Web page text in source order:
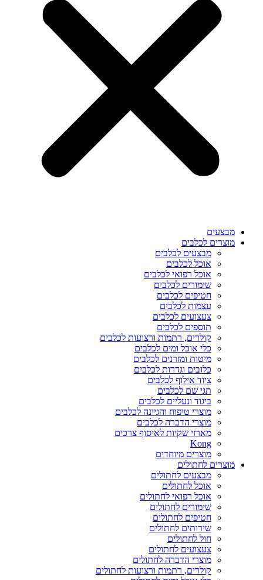
מבצעים
מוצרים לכלבים
מבצעים לכלבים
אוכל לכלבים
אוכל רפואי לכלבים
שימורים לכלבים
חטיפים לכלבים
עצמות לכלבים
צעצועים לכלבים
תוספים לכלבים
קולרים, רתמות ורצועות לכלבים
כלי אוכל ומים לכלבים
מיטות ומזרנים לכלבים
כלובים וגדרות לכלבים
ציוד אילוף לכלבים
תגי שם לכלבים
ביגוד ונעליים לכלבים
מוצרי טיפוח והגיינה לכלבים
מוצרי הדברה לכלבים
מארזי שקיות לאיסוף צרכים
Kong
מוצרים מיוחדים
מוצרים לחתולים
מבצעים לחתולים
אוכל לחתולים
אוכל רפואי לחתולים
שימורים לחתולים
חטיפים לחתולים
שירותים לחתולים
חול לחתולים
צעצועים לחתולים
מוצרי הדברה לחתולים
קולרים, רתמות ורצועות לחתולים